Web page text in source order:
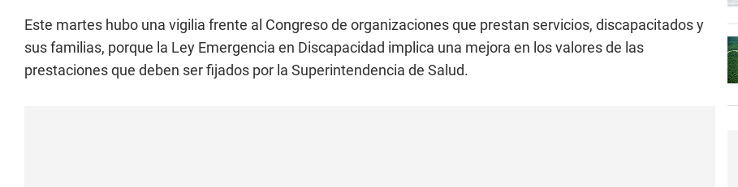
Este martes hubo una vigilia frente al Congreso de organizaciones que prestan servicios, discapacitados y
sus familias, porque la Ley Emergencia en Discapacidad implica una mejora en los valores de las
prestaciones que deben ser fijados por la Superintendencia de Salud.